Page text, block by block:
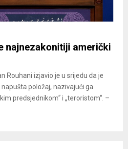
najnezakonitiji američki
Rouhani izjavio je u srijedu da je
položaj, nazivajući ga
predsjednikom“ i „teroristom“. –